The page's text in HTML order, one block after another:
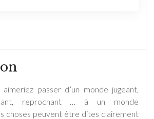
passer d’un monde jugeant,
reprochant … à un monde
choses peuvent être dites clairement